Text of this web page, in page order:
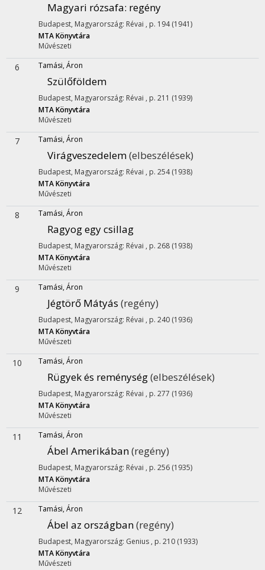
Magyari rózsafa: regény
Budapest, Magyarország: Révai , p. 194 (1941)
MTA Könyvtára
Művészeti
6 Tamási, Áron
Szülőföldem
Budapest, Magyarország: Révai , p. 211 (1939)
MTA Könyvtára
Művészeti
7 Tamási, Áron
Virágveszedelem(elbeszélések)
Budapest, Magyarország: Révai , p. 254 (1938)
MTA Könyvtára
Művészeti
8 Tamási, Áron
Ragyog egy csillag
Budapest, Magyarország: Révai , p. 268 (1938)
MTA Könyvtára
Művészeti
9 Tamási, Áron
Jégtörő Mátyás (regény)
Budapest, Magyarország: Révai , p. 240 (1936)
MTA Könyvtára
Művészeti
10 Tamási, Áron
Rügyek és reménység(elbeszélések)
Budapest, Magyarország: Révai , p. 277 (1936)
MTA Könyvtára
Művészeti
11 Tamási, Áron
Ábel Amerikában(regény)
Budapest, Magyarország: Révai , p. 256 (1935)
MTA Könyvtára
Művészeti
12 Tamási, Áron
Ábel az országban(regény)
Budapest, Magyarország: Genius , p. 210 (1933)
MTA Könyvtára
Művészeti